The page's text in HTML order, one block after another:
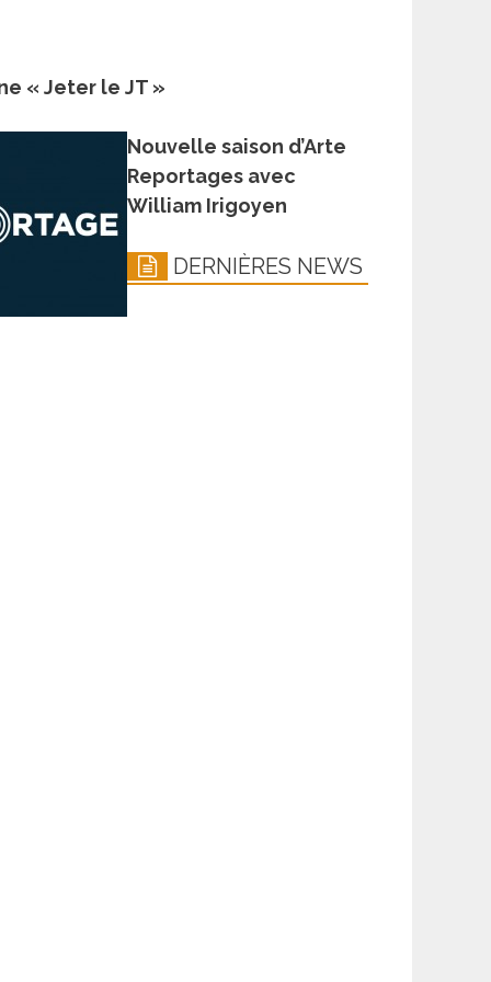
« Jeter le JT »
Nouvelle saison d’Arte
Reportages avec
William Irigoyen
DERNIÈRES NEWS